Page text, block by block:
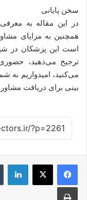
سخن پایانی
همچنین به مزایای
است این پزشکان در
ترجیح می‌دهید، حضوری
می‌کنید، امیدواریم
بینی برای دریافت
چاپ